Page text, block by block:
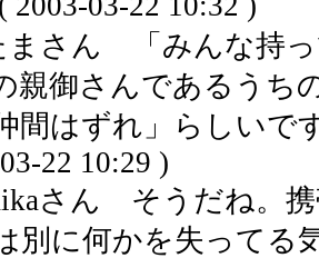
まさん 「みんな持っ
親御さんであるうち
間はずれ」らしいで
22 10:29 )
さん そうだね。携
別に何かを失ってる